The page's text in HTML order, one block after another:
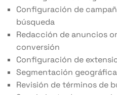
Configuración de
búsqueda
Redacción de anuncios
conversión
Configuración de
Segmentación
Revisión de términos de